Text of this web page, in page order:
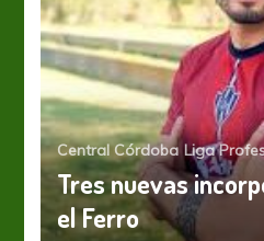
Central Córdoba Liga
Tres nuevas
el Ferro
Lanús Liga Profesional